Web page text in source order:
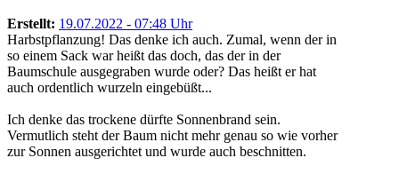
Erstellt: 19.07.2022 - 07:48 Uhr
Harbstpflanzung! Das denke ich auch. Zumal, wenn der in
so einem Sack war heißt das doch, das der in der
Baumschule ausgegraben wurde oder? Das heißt er hat
auch ordentlich wurzeln eingebüßt...
Ich denke das trockene dürfte Sonnenbrand sein.
Vermutlich steht der Baum nicht mehr genau so wie vorher
zur Sonnen ausgerichtet und wurde auch beschnitten.